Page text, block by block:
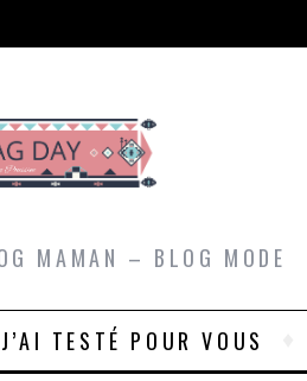
MAMAN – BLOG MODE
J’AI TESTÉ POUR VOUS